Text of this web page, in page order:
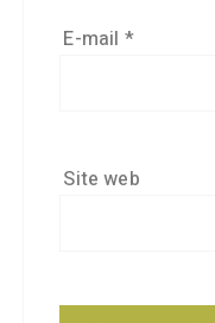
E-mail *
Site web